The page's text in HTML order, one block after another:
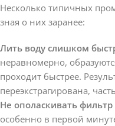
Несколько типичных
зная о них заранее:
Лить воду слишком
неравномерно,
проходит быстрее.
переэкстрагирована,
Не ополаскивать фильтр
особенно в первой